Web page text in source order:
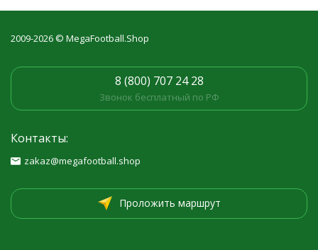
2009-2026 © MegaFootball.Shop
8 (800) 707 24 28
Звонок бесплатный по РФ
Контакты:
zakaz@megafootball.shop
Проложить маршрут